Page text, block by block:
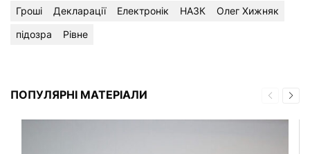
Гроші Декларації Електронік НАЗК
Олег Хижняк
підозра
Рівне
ПОПУЛЯРНІ МАТЕРІАЛИ